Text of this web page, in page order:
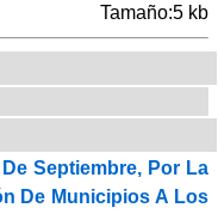
Tamaño:5 kb
Septiembre, Por La
De Municipios A Los